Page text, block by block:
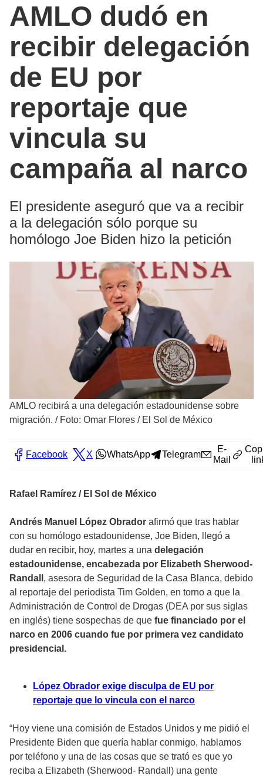
AMLO dudó en
recibir delegación
de EU por
reportaje que
vincula su
campaña al narco
El presidente aseguró que va a recibir
a la delegación sólo porque su
homólogo Joe Biden hizo la petición
AMLO recibirá a una delegación estadounidense sobre
migración. / Foto: Omar Flores / El Sol de México
Facebook X WhatsApp Telegram
E-
Mail
Rafael Ramírez / El Sol de México
Andrés Manuel López Obrador afirmó que tras hablar
con su homólogo estadounidense, Joe Biden, llegó a
dudar en recibir, hoy, martes a una delegación
estadounidense, encabezada por Elizabeth Sherwood-
Randall , asesora de Seguridad de la Casa Blanca, debido
al reportaje del periodista Tim Golden, en torno a que la
Administración de Control de Drogas (DEA por sus siglas
en inglés) tiene sospechas de que fue financiado por el
narco en 2006 cuando fue por primera vez candidato
presidencial.
López Obrador exige disculpa de EU por
reportaje que lo vincula con el narco
“Hoy viene una comisión de Estados Unidos y me pidió el
Presidente Biden que quería hablar conmigo, hablamos
por teléfono y una de las cosas que se trató es que yo
reciba a Elizabeth (Sherwood- Randall) una gente